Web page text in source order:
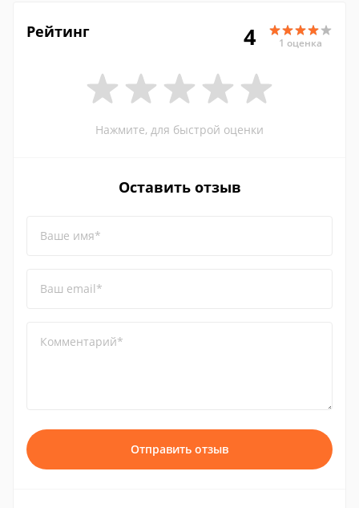
Рейтинг 4 1 оценка
Нажмите, для быстрой оценки
Оставить отзыв
Ваше имя*
Ваш email*
Комментарий*
Отправить отзыв